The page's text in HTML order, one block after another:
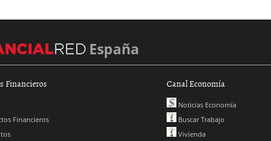
España
Financieros
Financieros
Canal Economía
Noticias Economía
Buscar Trabajo
Vivienda